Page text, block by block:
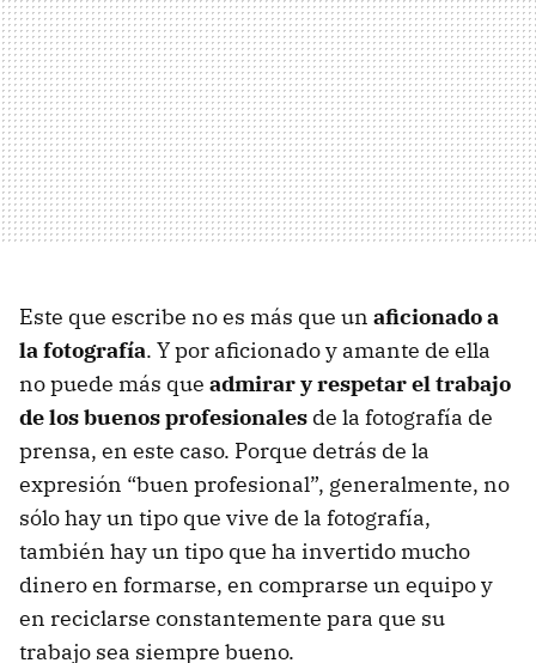
Este que escribe no es más que un aficionado a
la fotografía. Y por aficionado y amante de ella
no puede más que admirar y respetar el trabajo
de los buenos profesionales de la fotografía de
prensa, en este caso. Porque detrás de la
expresión “buen profesional”, generalmente, no
sólo hay un tipo que vive de la fotografía,
también hay un tipo que ha invertido mucho
dinero en formarse, en comprarse un equipo y
en reciclarse constantemente para que su
trabajo sea siempre bueno.